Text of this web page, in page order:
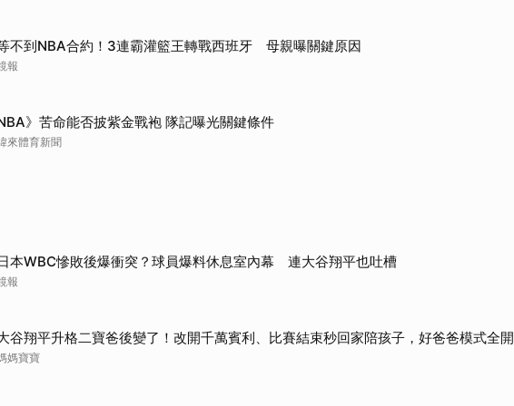
不到NBA合約！3連霸灌籃王轉戰西班牙 母親曝關鍵原因
報
》苦命能否披紫金戰袍 隊記曝光關鍵條件
來體育新聞
本WBC慘敗後爆衝突？球員爆料休息室內幕 連大谷翔平也吐槽
報
谷翔平升格二寶爸後變了！改開千萬賓利、比賽結束秒回家陪孩子，好爸爸模式全開
媽寶寶